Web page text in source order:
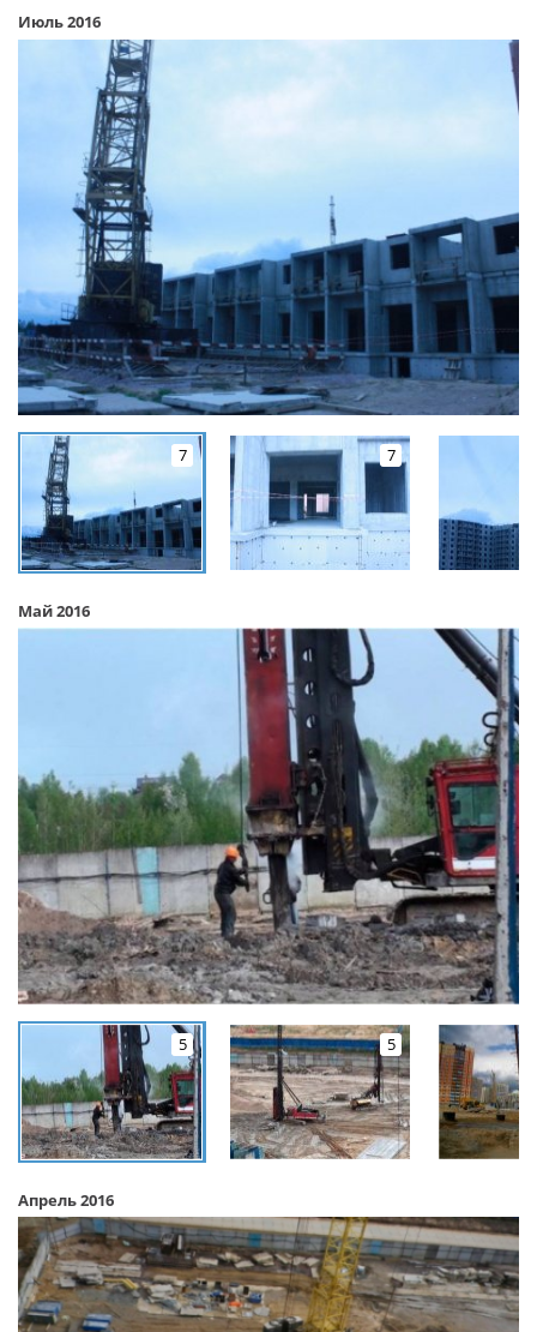
Июль 2016
7 7
Май 2016
5 5
Апрель 2016